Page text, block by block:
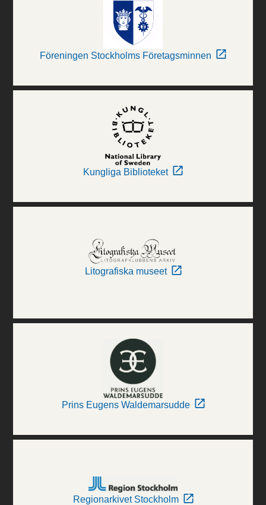
Föreningen Stockholms Företagsminnen
Kungliga Biblioteket
Litografiska museet
Prins Eugens Waldemarsudde
Regionarkivet Stockholm